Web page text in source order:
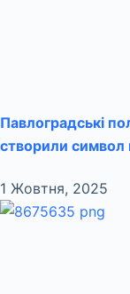
Павлоградські
створили символ
1 Жовтня, 2025